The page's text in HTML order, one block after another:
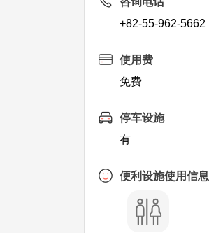
+82-55-962-5662
使用费
免费
停车设施
有
便利设施使用信息